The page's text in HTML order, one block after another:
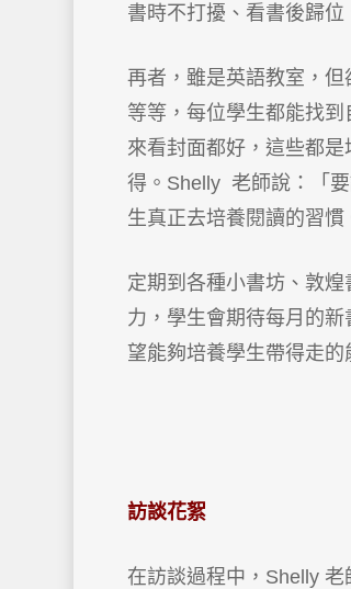
書時不打擾、看書後歸
再者，雖是英語教室，
等等，每位學生都能找
來看封面都好，這些都
得。Shelly 老師說：「
生真正去培養閱讀的習慣
定期到各種小書坊、敦
力，學生會期待每月的
望能夠培養學生帶得走的
訪談花絮
在訪談過程中，Shelly 老